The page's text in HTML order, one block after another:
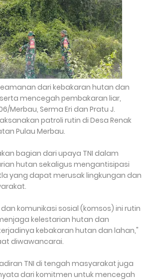
dari kebakaran hutan dan
mencegah pembakaran liar,
Merbau, Serma Eri dan Pratu J.
patroli rutin di Desa Renak
Pulau Merbau.
bagian dari upaya TNI dalam
hutan sekaligus mengantisipasi
yang dapat merusak lingkungan dan
komunikasi sosial (komsos) ini rutin
kelestarian hutan dan
kebakaran hutan dan lahan,"
diwawancarai.
TNI di tengah masyarakat juga
dari komitmen untuk mencegah